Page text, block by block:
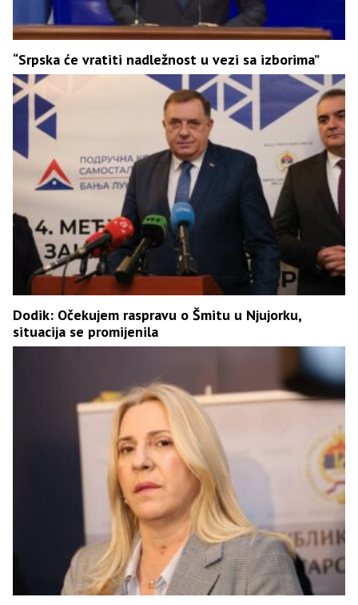
“Srpska će vratiti nadležnost u vezi sa izborima”
Dodik: Očekujem raspravu o Šmitu u Njujorku,
situacija se promijenila